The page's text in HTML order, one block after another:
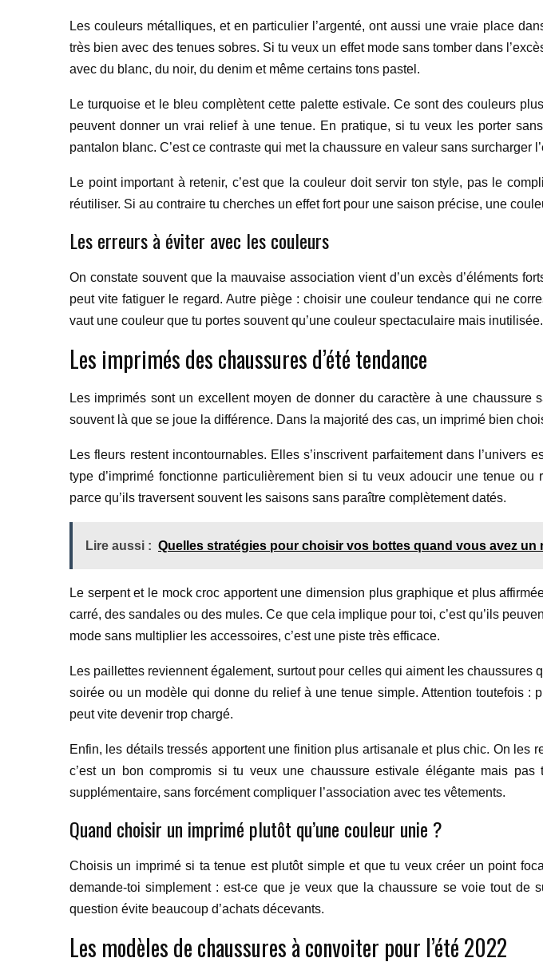
Les couleurs métalliques, et en particulier l’argenté, ont aussi une vraie place
très bien avec des tenues sobres. Si tu veux un effet mode sans tomber dans
avec du blanc, du noir, du denim et même certains tons pastel.
Le turquoise et le bleu complètent cette palette estivale. Ce sont des couleurs
peuvent donner un vrai relief à une tenue. En pratique, si tu veux les porter
pantalon blanc. C’est ce contraste qui met la chaussure en valeur sans surcharger
Le point important à retenir, c’est que la couleur doit servir ton style, pas le
réutiliser. Si au contraire tu cherches un effet fort pour une saison précise, une
Les erreurs à éviter avec les couleurs
On constate souvent que la mauvaise association vient d’un excès d’éléments
peut vite fatiguer le regard. Autre piège : choisir une couleur tendance qui ne
vaut une couleur que tu portes souvent qu’une couleur spectaculaire mais inutilisée.
Les imprimés des chaussures d’été tendance
Les imprimés sont un excellent moyen de donner du caractère à une
souvent là que se joue la différence. Dans la majorité des cas, un imprimé bien
Les fleurs restent incontournables. Elles s’inscrivent parfaitement dans
type d’imprimé fonctionne particulièrement bien si tu veux adoucir une tenue
parce qu’ils traversent souvent les saisons sans paraître complètement datés.
Lire aussi : Quelles stratégies pour choisir vos bottes quand vous avez un
Le serpent et le mock croc apportent une dimension plus graphique et plus
carré, des sandales ou des mules. Ce que cela implique pour toi, c’est qu’ils
mode sans multiplier les accessoires, c’est une piste très efficace.
Les paillettes reviennent également, surtout pour celles qui aiment les
soirée ou un modèle qui donne du relief à une tenue simple. Attention toutefois :
peut vite devenir trop chargé.
Enfin, les détails tressés apportent une finition plus artisanale et plus chic. On
c’est un bon compromis si tu veux une chaussure estivale élégante mais
supplémentaire, sans forcément compliquer l’association avec tes vêtements.
Quand choisir un imprimé plutôt qu’une couleur unie ?
Choisis un imprimé si ta tenue est plutôt simple et que tu veux créer un point
demande-toi simplement : est-ce que je veux que la chaussure se voie tout de
question évite beaucoup d’achats décevants.
Les modèles de chaussures à convoiter pour l’été 2022